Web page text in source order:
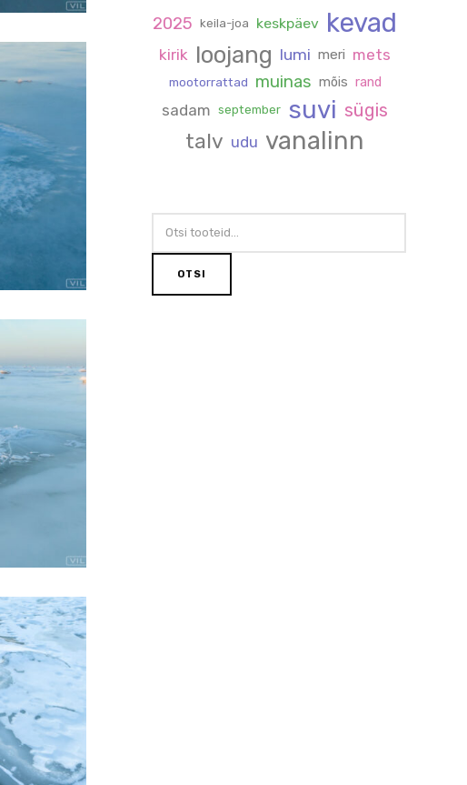
2025 keila-joa keskpäev kevad
kirik loojang lumi meri mets
mootorrattad muinas mõis rand
sadam september suvi sügis
talv udu vanalinn
OTSI